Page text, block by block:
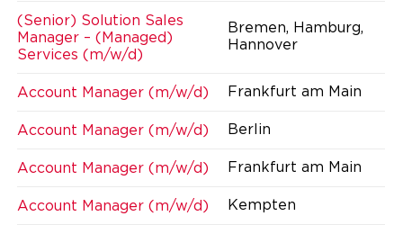
(Senior) Solution Sales
Manager – (Managed)
Services (m/w/d)
Bremen, Hamburg,
Hannover
Account Manager (m/w/d) Frankfurt am Main
Account Manager (m/w/d) Berlin
Account Manager (m/w/d) Frankfurt am Main
Account Manager (m/w/d) Kempten